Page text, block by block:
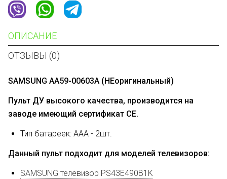
ОПИСАНИЕ
ОТЗЫВЫ (0)
SAMSUNG AA59-00603A (НЕоригинальный)
Пульт ДУ высокого качества, производится на
заводе имеющий сертификат CE.
Тип батареек: AAA - 2шт.
Данный пульт подходит для моделей телевизоров:
SAMSUNG телевизор PS43E490B1K